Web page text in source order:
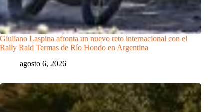
Giuliano Laspina afronta un nuevo reto internacional con el
Rally Raid Termas de Río Hondo en Argentina
agosto 6, 2026